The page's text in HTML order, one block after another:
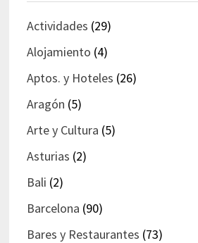
Actividades (29)
Alojamiento (4)
Aptos. y Hoteles (26)
Aragón (5)
Arte y Cultura (5)
Asturias (2)
Bali (2)
Barcelona (90)
Bares y Restaurantes (73)